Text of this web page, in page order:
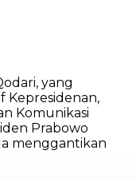
yang
Kepresidenan,
Komunikasi
Prabowo
menggantikan